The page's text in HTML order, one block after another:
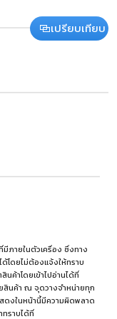
เปรียบเทียบ
ภายในตัวเครื่อง ซึ่งทาง
โดยไม่ต้องแจ้งให้ทราบ
ค้าโดยเข้าไปอ่านได้ที่
สินค้า ณ จุดวางจำหน่ายทุก
ดงในหน้านี้มีความผิดพลาด
ทราบได้ที่